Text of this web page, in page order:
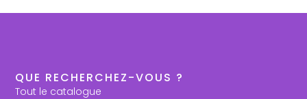
QUE RECHERCHEZ-VOUS ?
Tout le catalogue